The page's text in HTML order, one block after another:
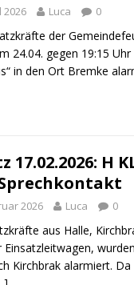
2026 Luca 0
der
24.04. gegen 19:15
in den Ort Bremke
17.02.2026: H
2026 Luca 0
aus Halle,
Einsatzleitwagen,
Kirchbrak alarmiert.